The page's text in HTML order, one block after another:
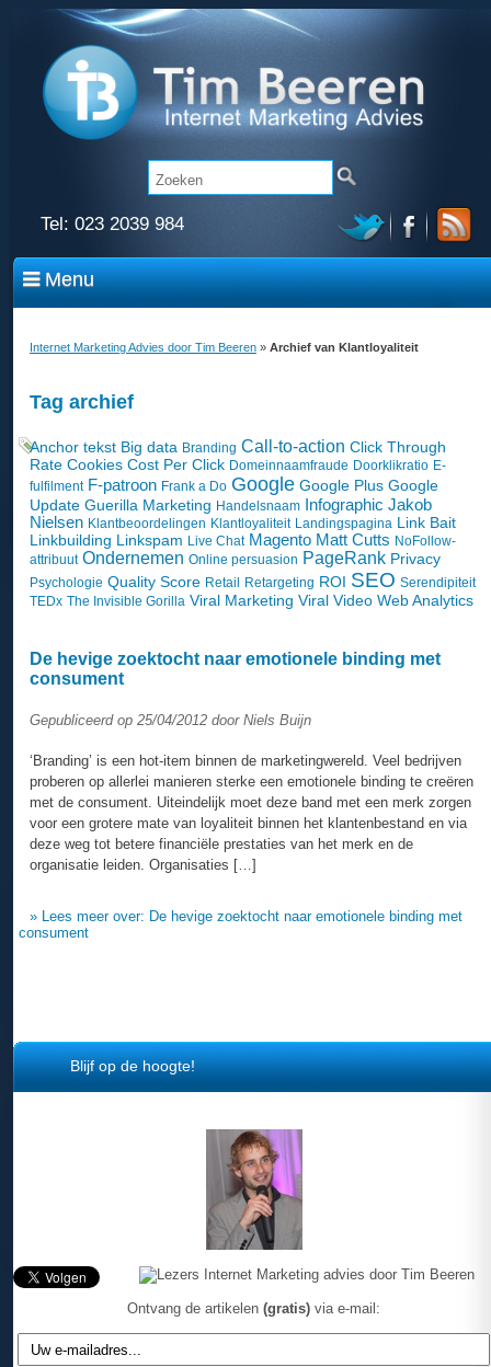
Tel: 023 2039 984
Menu
Internet Marketing Advies door Tim Beeren » Archief van Klantloyaliteit
Tag archief
Anchor tekst Big data Branding Call-to-action Click Through
Rate Cookies Cost Per Click Domeinnaamfraude Doorklikratio E-
fulfilment F-patroon Frank a Do Google Google Plus Google
Update Guerilla Marketing Handelsnaam Infographic Jakob
Nielsen Klantbeoordelingen Klantloyaliteit Landingspagina Link Bait
Linkbuilding Linkspam Live Chat Magento Matt Cutts NoFollow-
attribuut Ondernemen Online persuasion PageRank Privacy
Psychologie Quality Score Retail Retargeting ROI SEO Serendipiteit
TEDx The Invisible Gorilla Viral Marketing Viral Video Web Analytics
De hevige zoektocht naar emotionele binding met
consument
Gepubliceerd op 25/04/2012 door Niels Buijn
‘Branding’ is een hot-item binnen de marketingwereld. Veel bedrijven
proberen op allerlei manieren sterke een emotionele binding te creëren
met de consument. Uiteindelijk moet deze band met een merk zorgen
voor een grotere mate van loyaliteit binnen het klantenbestand en via
deze weg tot betere financiële prestaties van het merk en de
organisatie leiden. Organisaties […]
» Lees meer over: De hevige zoektocht naar emotionele binding met
consument
Blijf op de hoogte!
Ontvang de artikelen (gratis) via e-mail: